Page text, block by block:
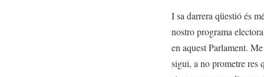
I sa darrera qüestió és
nostro programa
en aquest Parlament.
sigui, a no prometre res